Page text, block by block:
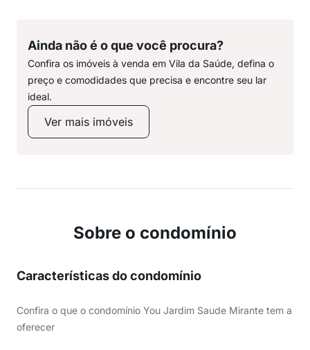
Ainda não é o que você procura?
Confira os imóveis à venda em Vila da Saúde, defina o
preço e comodidades que precisa e encontre seu lar
ideal.
Ver mais imóveis
Sobre o condomínio
Características do condomínio
Confira o que o condomínio You Jardim Saude Mirante tem a
oferecer